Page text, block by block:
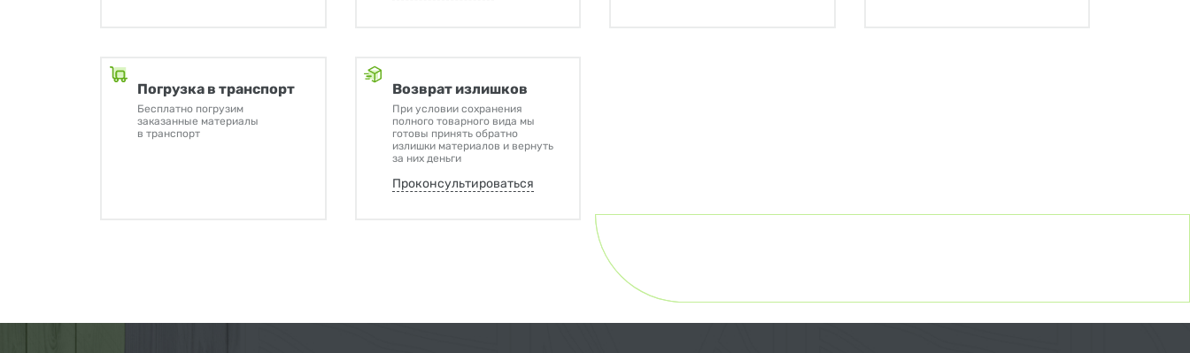
Погрузка в транспорт
Бесплатно погрузим
заказанные материалы
в транспорт
Возврат излишков
При условии сохранения
полного товарного вида мы
готовы принять обратно
излишки материалов и вернуть
за них деньги
Проконсультироваться